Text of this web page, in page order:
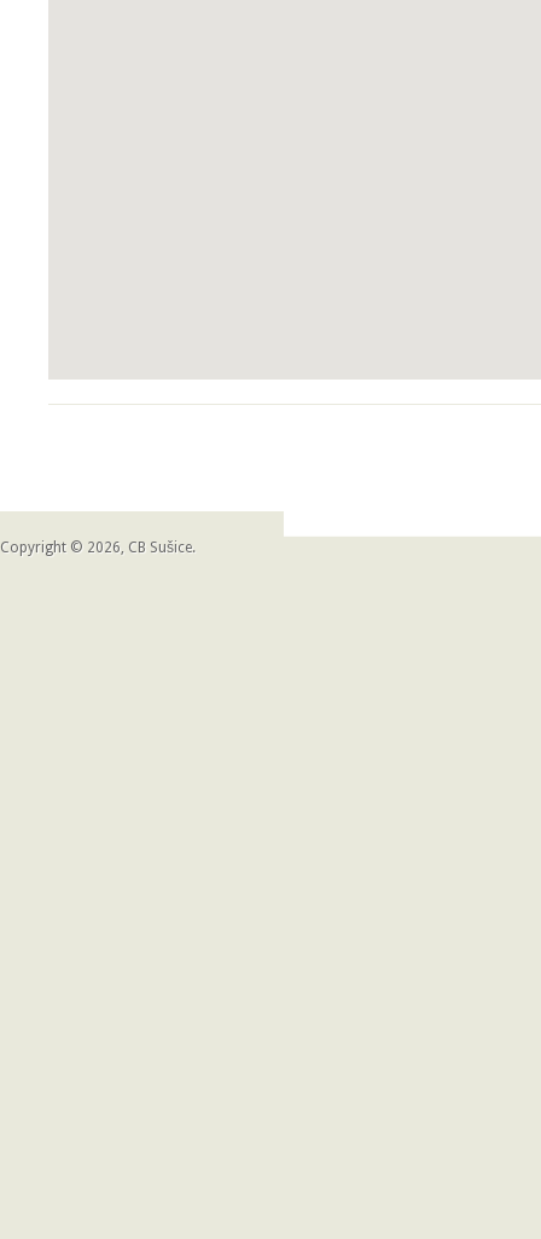
Copyright © 2026, CB Sušice.